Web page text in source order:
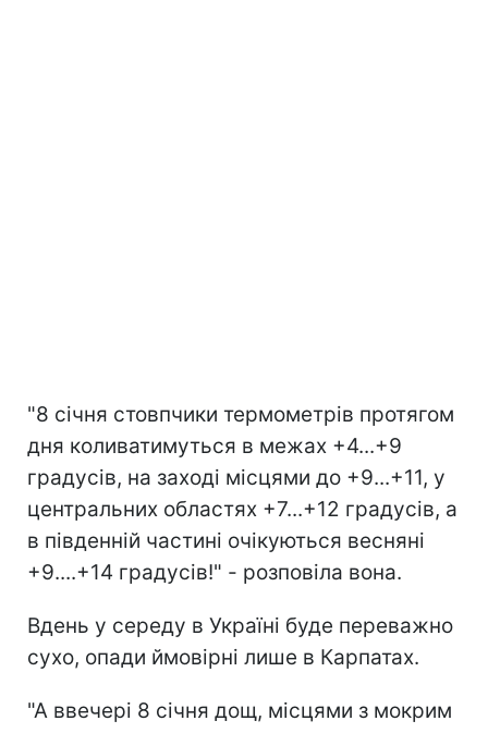
"8 січня стовпчики термометрів протягом
дня коливатимуться в межах +4...+9
градусів, на заході місцями до +9...+11, у
центральних областях +7...+12 градусів, а
в південній частині очікуються весняні
+9....+14 градусів!" - розповіла вона.
Вдень у середу в Україні буде переважно
сухо, опади ймовірні лише в Карпатах.
"А ввечері 8 січня дощ, місцями з мокрим